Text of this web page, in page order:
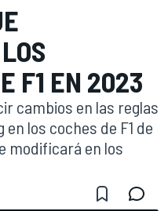
F1 EN 2023
cambios en las reglas
los coches de F1 de
modificará en los